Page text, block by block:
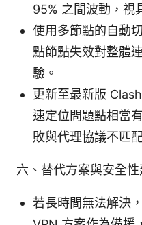
95% 之間波動，視
使用多節點的自動
點節點失效對整體
驗。
更新至最新版
速定位問題點相當
敗與代理協議不匹
六、替代方案與安全
若長時間無法解決